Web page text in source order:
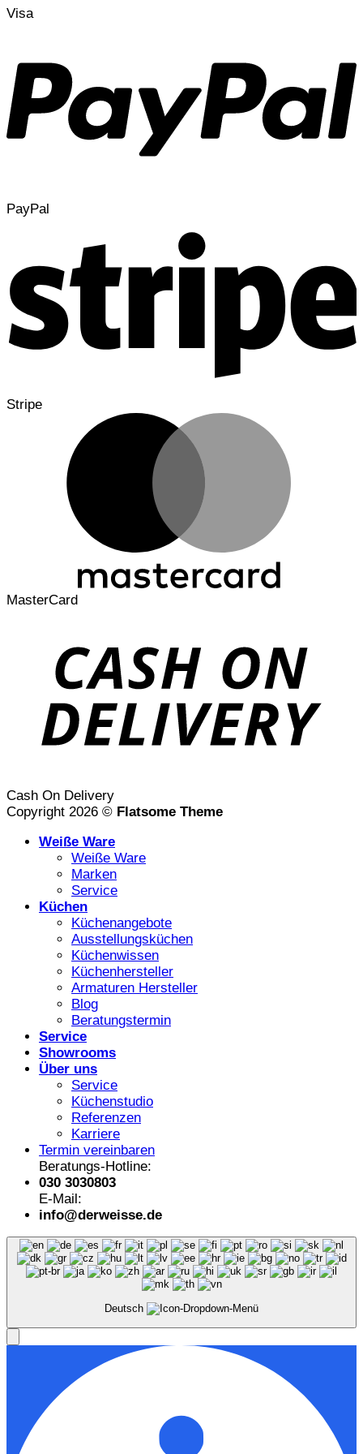
Visa
PayPal
Stripe
MasterCard
Cash On Delivery
Copyright 2026 © Flatsome Theme
Weiße Ware
Weiße Ware
Marken
Service
Küchen
Küchenangebote
Ausstellungsküchen
Küchenwissen
Küchenhersteller
Armaturen Hersteller
Blog
Beratungstermin
Service
Showrooms
Über uns
Service
Küchenstudio
Referenzen
Karriere
Termin vereinbaren
Beratungs-Hotline:
030 3030803
E-Mail:
info@derweisse.de
Deutsch